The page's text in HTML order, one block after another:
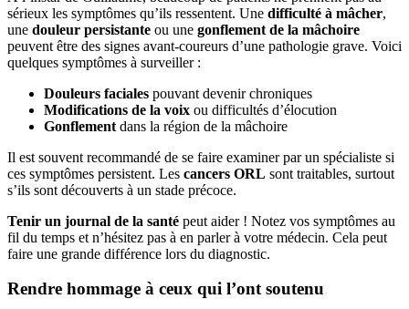
sérieux les symptômes qu’ils ressentent. Une difficulté à mâcher,
une douleur persistante ou une gonflement de la mâchoire
peuvent être des signes avant-coureurs d’une pathologie grave. Voici
quelques symptômes à surveiller :
Douleurs faciales pouvant devenir chroniques
Modifications de la voix ou difficultés d’élocution
Gonflement dans la région de la mâchoire
Il est souvent recommandé de se faire examiner par un spécialiste si
ces symptômes persistent. Les cancers ORL sont traitables, surtout
s’ils sont découverts à un stade précoce.
Tenir un journal de la santé peut aider ! Notez vos symptômes au
fil du temps et n’hésitez pas à en parler à votre médecin. Cela peut
faire une grande différence lors du diagnostic.
Rendre hommage à ceux qui l’ont soutenu